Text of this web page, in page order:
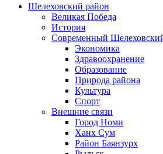
Шелеховский район
Великая Победа
История
Современный
Экономика
Здравоохранение
Образование
Природа района
Культура
Спорт
Внешние связи
Город Номи
Ханх Сум
Район Баянзурх